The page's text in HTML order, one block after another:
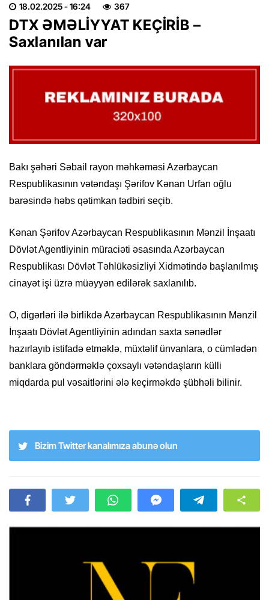
18.02.2025- 16:24 367
DTX ƏMƏLİYYAT KEÇİRİB –
Saxlanılan var
Bakı şəhəri Səbail rayon məhkəməsi Azərbaycan
Respublikasının vətəndaşı Şərifov Kənan Urfan oğlu
barəsində həbs qətimkan tədbiri seçib.
Kənan Şərifov Azərbaycan Respublikasının Mənzil İnşaatı
Dövlət Agentliyinin müraciəti əsasında Azərbaycan
Respublikası Dövlət Təhlükəsizliyi Xidmətində başlanılmış
cinayət işi üzrə müəyyən edilərək saxlanılıb.
O, digərləri ilə birlikdə Azərbaycan Respublikasının Mənzil
İnşaatı Dövlət Agentliyinin adından saxta sənədlər
hazırlayıb istifadə etməklə, müxtəlif ünvanlara, o cümlədən
banklara göndərməklə çoxsaylı vətəndaşların külli
miqdarda pul vəsaitlərini ələ keçirməkdə şübhəli bilinir.
Bizim Twitter kanalımıza abunə olun